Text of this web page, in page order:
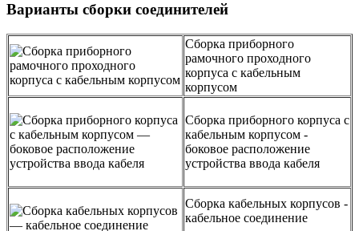
Варианты сборки соединителей
Сборка приборного
рамочного проходного
корпуса с кабельным
корпусом
Сборка приборного корпуса с
кабельным корпусом -
боковое расположение
устройства ввода кабеля
Сборка кабельных корпусов -
кабельное соединение